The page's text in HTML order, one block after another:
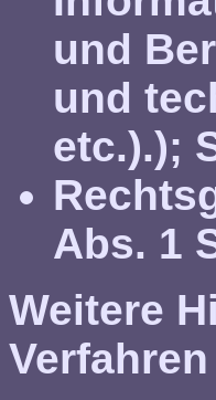
und
und
etc.).);
Abs. 1
Weitere